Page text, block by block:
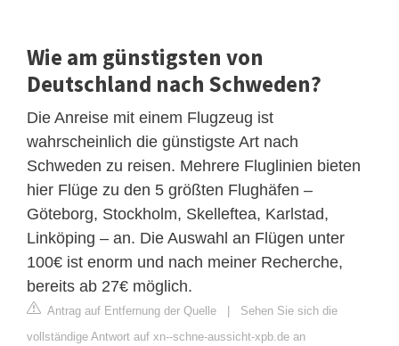
Wie am günstigsten von
Deutschland nach Schweden?
Die Anreise mit einem Flugzeug ist
wahrscheinlich die günstigste Art nach
Schweden zu reisen. Mehrere Fluglinien bieten
hier Flüge zu den 5 größten Flughäfen –
Göteborg, Stockholm, Skelleftea, Karlstad,
Linköping – an. Die Auswahl an Flügen unter
100€ ist enorm und nach meiner Recherche,
bereits ab 27€ möglich.
Antrag auf Entfernung der Quelle | Sehen Sie sich die
vollständige Antwort auf xn--schne-aussicht-xpb.de an